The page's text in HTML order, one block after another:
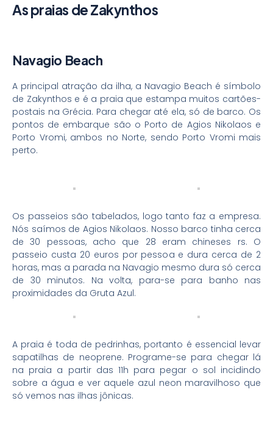
As praias de Zakynthos
Navagio Beach
A principal atração da ilha, a Navagio Beach é símbolo
de Zakynthos e é a praia que estampa muitos cartões-
postais na Grécia. Para chegar até ela, só de barco. Os
pontos de embarque são o Porto de Agios Nikolaos e
Porto Vromi, ambos no Norte, sendo Porto Vromi mais
perto.
Os passeios são tabelados, logo tanto faz a empresa.
Nós saímos de Agios Nikolaos. Nosso barco tinha cerca
de 30 pessoas, acho que 28 eram chineses rs. O
passeio custa 20 euros por pessoa e dura cerca de 2
horas, mas a parada na Navagio mesmo dura só cerca
de 30 minutos. Na volta, para-se para banho nas
proximidades da Gruta Azul.
A praia é toda de pedrinhas, portanto é essencial levar
sapatilhas de neoprene. Programe-se para chegar lá
na praia a partir das 11h para pegar o sol incidindo
sobre a água e ver aquele azul neon maravilhoso que
só vemos nas ilhas jônicas.